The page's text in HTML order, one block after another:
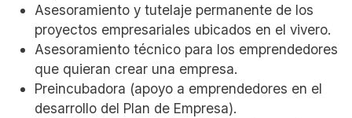
Asesoramiento y tutelaje permanente de los
proyectos empresariales ubicados en el vivero.
Asesoramiento técnico para los emprendedores
que quieran crear una empresa.
Preincubadora (apoyo a emprendedores en el
desarrollo del Plan de Empresa).